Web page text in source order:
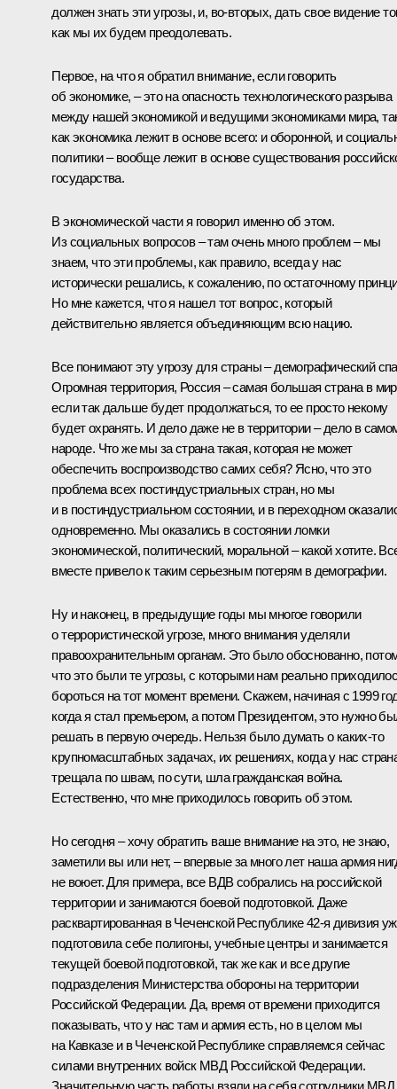
должен знать эти угрозы, и, во‑вторых, дать свое видение
как мы их будем преодолевать.
Первое, на что я обратил внимание, если говорить
об экономике, – это на опасность технологического разрыва
между нашей экономикой и ведущими экономиками мира,
как экономика лежит в основе всего: и оборонной, и
политики – вообще лежит в основе существования
государства.
В экономической части я говорил именно об этом.
Из социальных вопросов – там очень много проблем – мы
знаем, что эти проблемы, как правило, всегда у нас
исторически решались, к сожалению, по остаточному
Но мне кажется, что я нашел тот вопрос, который
действительно является объединяющим всю нацию.
Все понимают эту угрозу для страны – демографический
Огромная территория, Россия – самая большая страна в
если так дальше будет продолжаться, то ее просто некому
будет охранять. И дело даже не в территории – дело в
народе. Что же мы за страна такая, которая не может
обеспечить воспроизводство самих себя? Ясно, что это
проблема всех постиндустриальных стран, но мы
и в постиндустриальном состоянии, и в переходном
одновременно. Мы оказались в состоянии ломки
экономической, политический, моральной – какой хотите.
вместе привело к таким серьезным потерям в демографии.
Ну и наконец, в предыдущие годы мы многое говорили
о террористической угрозе, много внимания уделяли
правоохранительным органам. Это было обоснованно,
что это были те угрозы, с которыми нам реально
бороться на тот момент времени. Скажем, начиная с 1999
когда я стал премьером, а потом Президентом, это нужно
решать в первую очередь. Нельзя было думать о каких‑то
крупномасштабных задачах, их решениях, когда у нас
трещала по швам, по сути, шла гражданская война.
Естественно, что мне приходилось говорить об этом.
Но сегодня – хочу обратить ваше внимание на это, не знаю,
заметили вы или нет, – впервые за много лет наша армия
не воюет. Для примера, все ВДВ собрались на российской
территории и занимаются боевой подготовкой. Даже
расквартированная в Чеченской Республике 42-я дивизия
подготовила себе полигоны, учебные центры и занимается
текущей боевой подготовкой, так же как и все другие
подразделения Министерства обороны на территории
Российской Федерации. Да, время от времени приходится
показывать, что у нас там и армия есть, но в целом мы
на Кавказе и в Чеченской Республике справляемся сейчас
силами внутренних войск МВД Российской Федерации.